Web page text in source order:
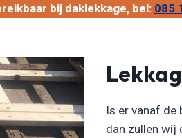
bij daklekkage, bel: 085
Is er vanaf de
dan zullen wij